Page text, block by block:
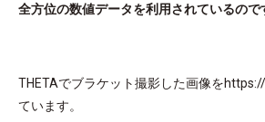
全方位の数値データを利用されているので
THETAでブラケット撮影した画像を
ています。